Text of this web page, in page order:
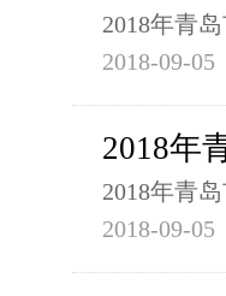
2018年青
2018-09-05
2018年
2018年青
2018-09-05